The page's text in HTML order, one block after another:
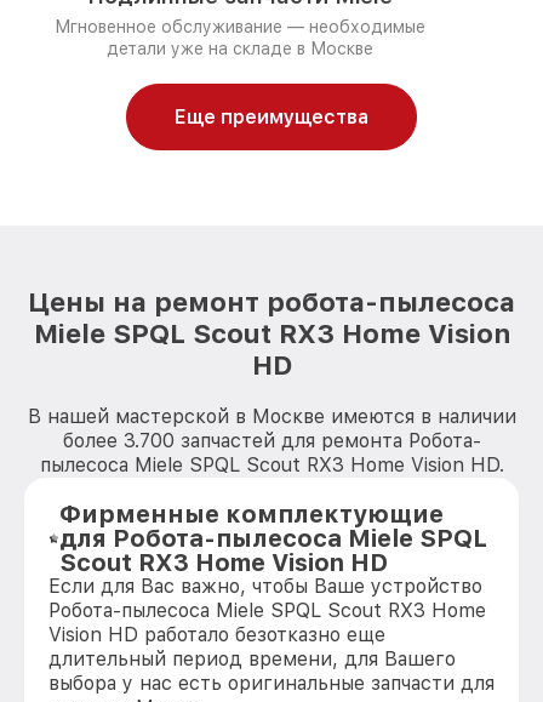
Мгновенное обслуживание — необходимые
детали уже на складе в Москве
Еще преимущества
Цены на ремонт робота-пылесоса
Miele SPQL Scout RX3 Home Vision
HD
В нашей мастерской в Москве имеются в наличии
более 3.700 запчастей для ремонта Робота-
пылесоса Miele SPQL Scout RX3 Home Vision HD.
Фирменные комплектующие
для Робота-пылесоса Miele SPQL
Scout RX3 Home Vision HD
Если для Вас важно, чтобы Ваше устройство
Робота-пылесоса Miele SPQL Scout RX3 Home
Vision HD работало безотказно еще
длительный период времени, для Вашего
выбора у нас есть оригинальные запчасти для